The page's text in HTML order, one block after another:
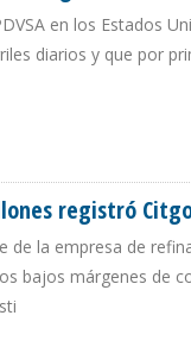
en los Estados
diarios y que por
registró
de la empresa de
bajos márgenes de